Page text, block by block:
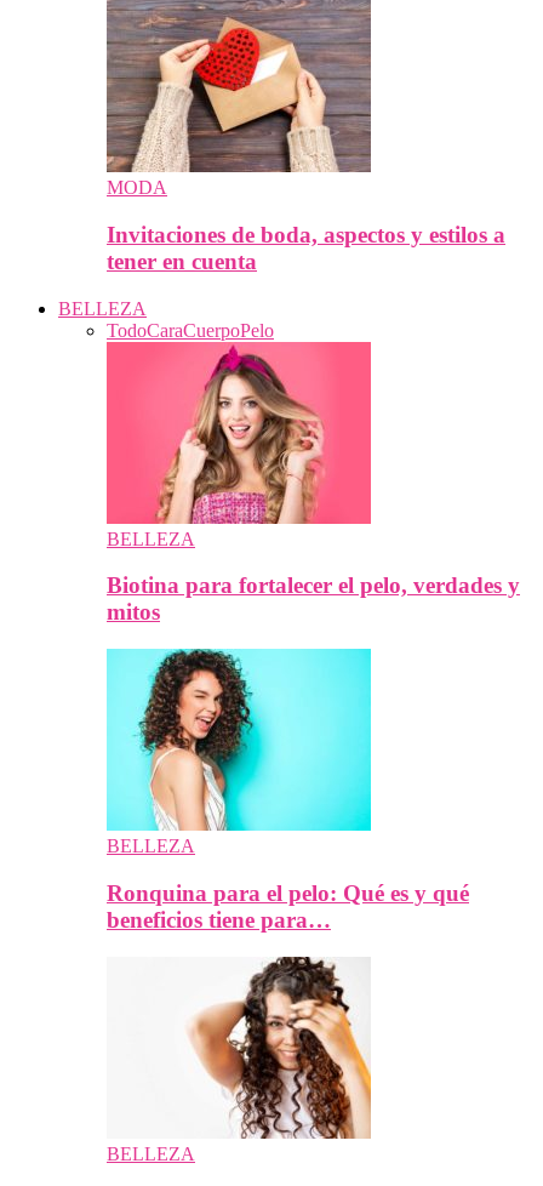
MODA
Invitaciones de boda, aspectos y estilos a
tener en cuenta
BELLEZA
TodoCaraCuerpoPelo
BELLEZA
Biotina para fortalecer el pelo, verdades y
mitos
BELLEZA
Ronquina para el pelo: Qué es y qué
beneficios tiene para…
BELLEZA